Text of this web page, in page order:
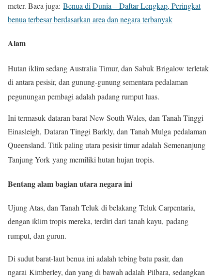
meter. Baca juga: Benua di Dunia – Daftar Lengkap, Peringkat
benua terbesar berdasarkan area dan negara terbanyak
Alam
Hutan iklim sedang Australia Timur, dan Sabuk Brigalow terletak
di antara pesisir, dan gunung-gunung sementara pedalaman
pegunungan pembagi adalah padang rumput luas.
Ini termasuk dataran barat New South Wales, dan Tanah Tinggi
Einasleigh, Dataran Tinggi Barkly, dan Tanah Mulga pedalaman
Queensland. Titik paling utara pesisir timur adalah Semenanjung
Tanjung York yang memiliki hutan hujan tropis.
Bentang alam bagian utara negara ini
Ujung Atas, dan Tanah Teluk di belakang Teluk Carpentaria,
dengan iklim tropis mereka, terdiri dari tanah kayu, padang
rumput, dan gurun.
Di sudut barat-laut benua ini adalah tebing batu pasir, dan
ngarai Kimberley, dan yang di bawah adalah Pilbara, sedangkan